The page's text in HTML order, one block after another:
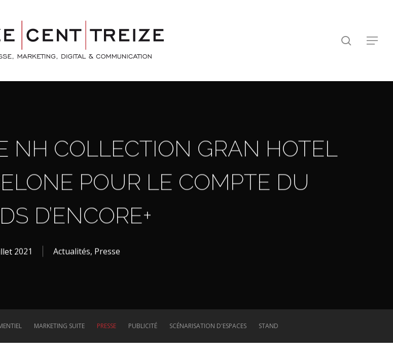
search
Menu
NH COLLECTION GRAN HOTEL
POUR LE COMPTE DU
D’ENCORE+
2021 Actualités, Presse
MARKETING SUITE PRESSE PUBLICITÉ SCÉNARISATION D'ESPACES STAND